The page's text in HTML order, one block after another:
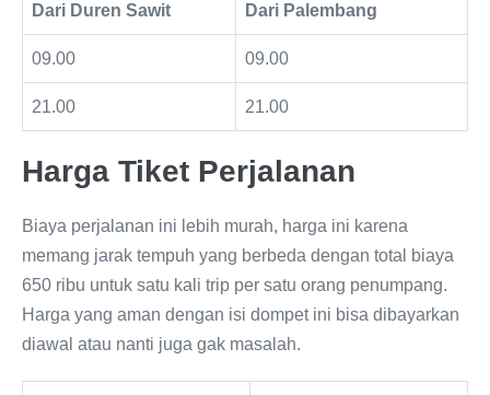
Dari Duren Sawit Dari Palembang
09.00 09.00
21.00 21.00
Harga Tiket Perjalanan
Biaya perjalanan ini lebih murah, harga ini karena
memang jarak tempuh yang berbeda dengan total biaya
650 ribu untuk satu kali trip per satu orang penumpang.
Harga yang aman dengan isi dompet ini bisa dibayarkan
diawal atau nanti juga gak masalah.